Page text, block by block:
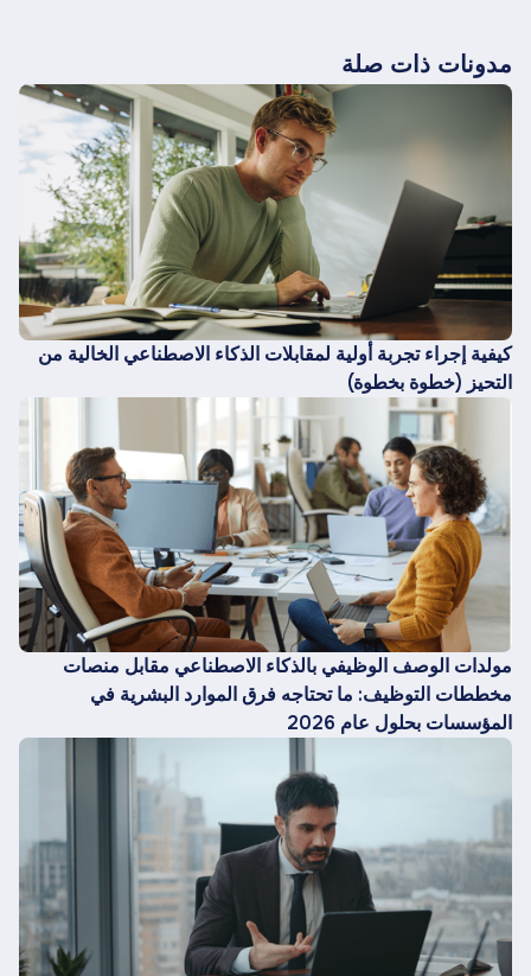
مدونات ذات صلة
كيفية إجراء تجربة أولية لمقابلات الذكاء الاصطناعي الخالية من
التحيز (خطوة بخطوة)
مولدات الوصف الوظيفي بالذكاء الاصطناعي مقابل منصات
مخططات التوظيف: ما تحتاجه فرق الموارد البشرية في
المؤسسات بحلول عام 2026